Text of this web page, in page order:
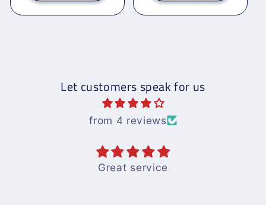
Let customers speak for us
from 4 reviews
Books are good and easy to